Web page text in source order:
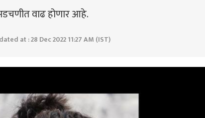
वाढ होणार आहे.
at : 28 Dec 2022 11:27 AM (IST)